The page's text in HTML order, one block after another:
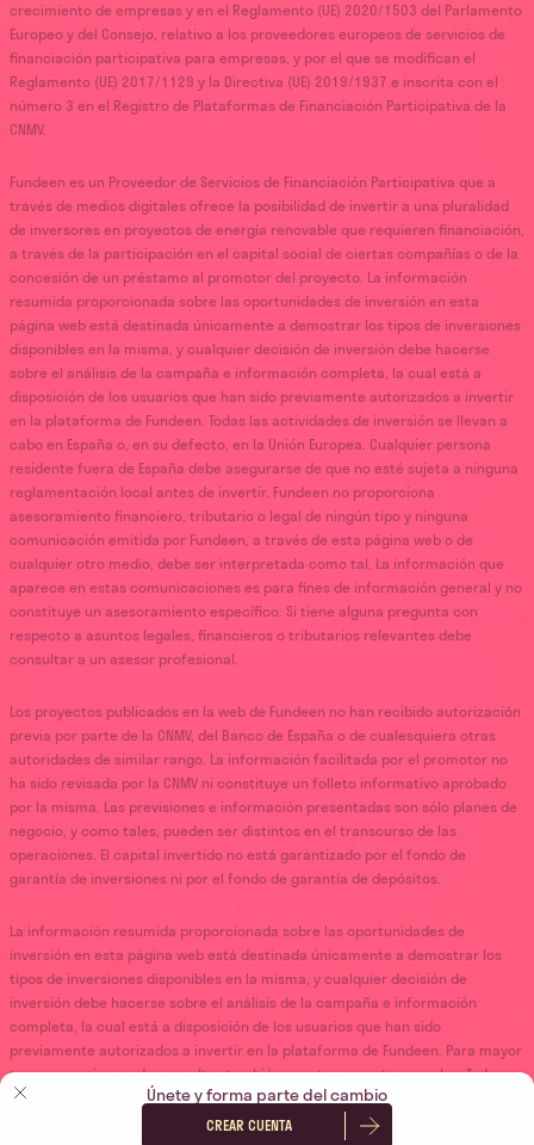
Únete y forma parte del cambio
CREAR CUENTA
crecimiento de empresas y en el Reglamento (UE) 2020/1503 del Parlamento
Europeo y del Consejo, relativo a los proveedores europeos de servicios de
financiación participativa para empresas, y por el que se modifican el
Reglamento (UE) 2017/1129 y la Directiva (UE) 2019/1937.e inscrita con el
número 3 en el Registro de Plataformas de Financiación Participativa de la
CNMV.
Fundeen es un Proveedor de Servicios de Financiación Participativa que a
través de medios digitales ofrece la posibilidad de invertir a una pluralidad
de inversores en proyectos de energía renovable que requieren financiación,
a través de la participación en el capital social de ciertas compañías o de la
concesión de un préstamo al promotor del proyecto. La información
resumida proporcionada sobre las oportunidades de inversión en esta
página web está destinada únicamente a demostrar los tipos de inversiones
disponibles en la misma, y cualquier decisión de inversión debe hacerse
sobre el análisis de la campaña e información completa, la cual está a
disposición de los usuarios que han sido previamente autorizados a invertir
en la plataforma de Fundeen. Todas las actividades de inversión se llevan a
cabo en España o, en su defecto, en la Unión Europea. Cualquier persona
residente fuera de España debe asegurarse de que no esté sujeta a ninguna
reglamentación local antes de invertir. Fundeen no proporciona
asesoramiento financiero, tributario o legal de ningún tipo y ninguna
comunicación emitida por Fundeen, a través de esta página web o de
cualquier otro medio, debe ser interpretada como tal. La información que
aparece en estas comunicaciones es para fines de información general y no
constituye un asesoramiento específico. Si tiene alguna pregunta con
respecto a asuntos legales, financieros o tributarios relevantes debe
consultar a un asesor profesional.
Los proyectos publicados en la web de Fundeen no han recibido autorización
previa por parte de la CNMV, del Banco de España o de cualesquiera otras
autoridades de similar rango. La información facilitada por el promotor no
ha sido revisada por la CNMV ni constituye un folleto informativo aprobado
por la misma. Las previsiones e información presentadas son sólo planes de
negocio, y como tales, pueden ser distintos en el transcurso de las
operaciones. El capital invertido no está garantizado por el fondo de
garantía de inversiones ni por el fondo de garantía de depósitos.
La información resumida proporcionada sobre las oportunidades de
inversión en esta página web está destinada únicamente a demostrar los
tipos de inversiones disponibles en la misma, y cualquier decisión de
inversión debe hacerse sobre el análisis de la campaña e información
completa, la cual está a disposición de los usuarios que han sido
previamente autorizados a invertir en la plataforma de Fundeen. Para mayor
transparencia, puede consultar también nuestrascuentas anuales.Todas
las actividades de inversión se llevan a cabo en España o, en su defecto, en